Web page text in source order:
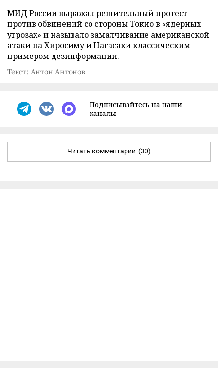
МИД Россиивыражалрешительный протест
против обвинений со стороны Токио в «ядерных
угрозах» и называло замалчивание американской
атаки на Хиросиму и Нагасаки классическим
примером дезинформации.
Текст: Антон Антонов
Подписывайтесь на наши
каналы
Читать комментарии (30)